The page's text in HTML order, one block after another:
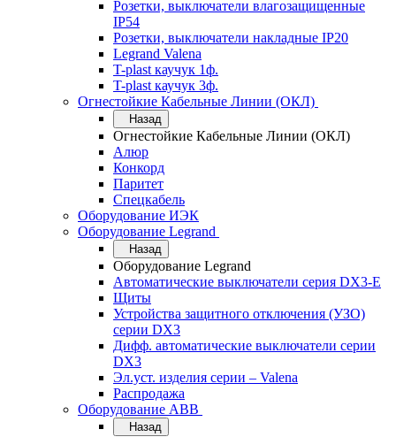
Розетки, выключатели влагозащищенные
IP54
Розетки, выключатели накладные IP20
Legrand Valena
T-plast каучук 1ф.
T-plast каучук 3ф.
Огнестойкие Кабельные Линии (ОКЛ)
Назад
Огнестойкие Кабельные Линии (ОКЛ)
Алюр
Конкорд
Паритет
Спецкабель
Оборудование ИЭК
Оборудование Legrand
Назад
Оборудование Legrand
Автоматические выключатели серия DX3-E
Щиты
Устройства защитного отключения (УЗО)
серии DX3
Дифф. автоматические выключатели серии
DX3
Эл.уст. изделия серии – Valena
Распродажа
Оборудование АВВ
Назад